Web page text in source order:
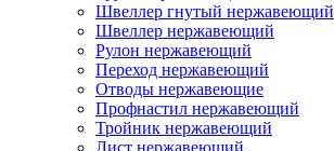
Швеллер гнутый нержавеющий
Швеллер нержавеющий
Рулон нержавеющий
Переход нержавеющий
Отводы нержавеющие
Профнастил нержавеющий
Тройник нержавеющий